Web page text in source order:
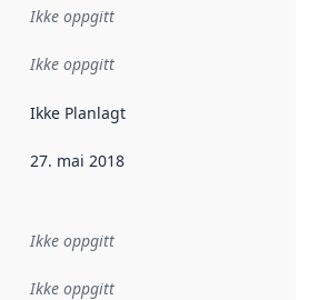
:
Ikke oppgitt
Ikke oppgitt
:
Ikke Planlagt
datoen sier når dataene i dette
27. mai 2018
Ikke oppgitt
Ikke oppgitt